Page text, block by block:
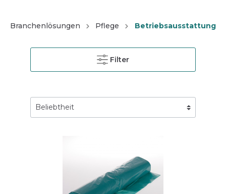
Branchenlösungen Pflege Betriebsausstattung
Filter